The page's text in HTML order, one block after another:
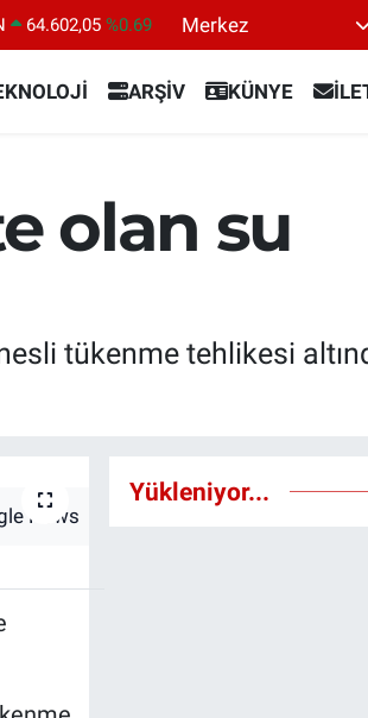
64.602,05 %0.69
%0.39
13.768 %48
Merkez
ARŞİV KÜNYE
olan su
tükenme tehlikesi
Yükleniyor...